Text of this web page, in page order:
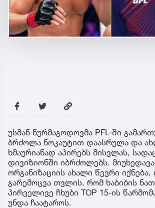
უსმან ნურმაგოდოვმა PFL-ში
ბრძოლა ნოკაუტით დაასრულა და
ხმაურიანად აპირებს მისვლას,
დივიზიონში იბრძოლებს.
ორგანიზაციის ახალი წევრი
გარემოცვა თვლის, რომ ხაბიბის
პირველივე ჩხუბი TOP 15-ის
უნდა ჩაატაროს.